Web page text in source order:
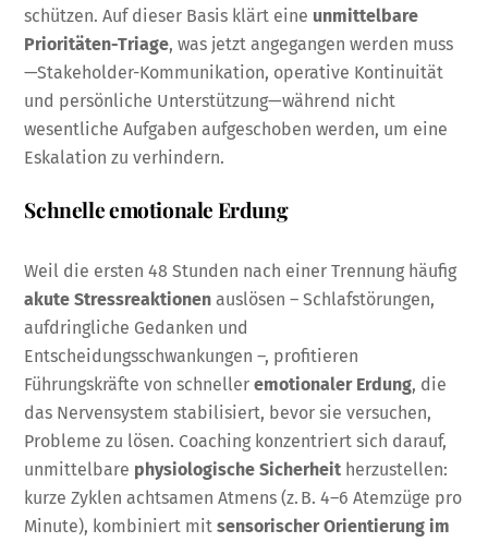
schützen. Auf dieser Basis klärt eine unmittelbare
Prioritäten-Triage, was jetzt angegangen werden muss
—Stakeholder-Kommunikation, operative Kontinuität
und persönliche Unterstützung—während nicht
wesentliche Aufgaben aufgeschoben werden, um eine
Eskalation zu verhindern.
Schnelle emotionale Erdung
Weil die ersten 48 Stunden nach einer Trennung häufig
akute Stressreaktionen auslösen – Schlafstörungen,
aufdringliche Gedanken und
Entscheidungsschwankungen –, profitieren
Führungskräfte von schnelleremotionaler Erdung, die
das Nervensystem stabilisiert, bevor sie versuchen,
Probleme zu lösen. Coaching konzentriert sich darauf,
unmittelbare physiologische Sicherheit herzustellen:
kurze Zyklen achtsamen Atmens (z. B. 4–6 Atemzüge pro
Minute), kombiniert mitsensorischer Orientierung im